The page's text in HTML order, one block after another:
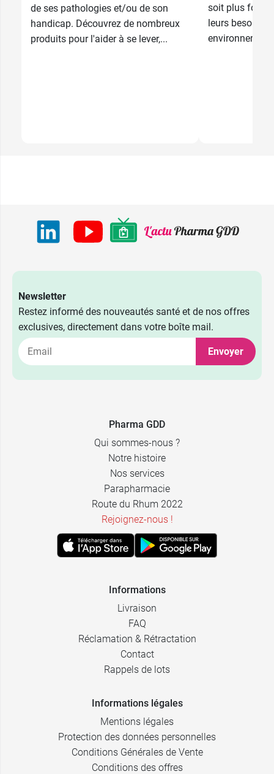
de ses pathologies et/ou de son
handicap. Découvrez de nombreux
produits pour l'aider à se lever,...
soit plus
leurs besoins.
Newsletter
Restez informé des nouveautés santé et de nos offres
exclusives, directement dans votre boîte mail.
Envoyer
Pharma GDD
Qui sommes-nous ?
Notre histoire
Nos services
Parapharmacie
Route du Rhum 2022
Rejoignez-nous !
Informations
Livraison
FAQ
Réclamation & Rétractation
Contact
Rappels de lots
Informations légales
Mentions légales
Protection des données personnelles
Conditions Générales de Vente
Conditions des offres